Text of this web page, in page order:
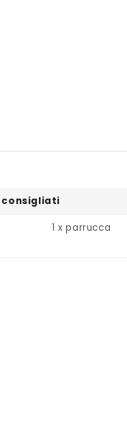
consigliati
1 x parrucca